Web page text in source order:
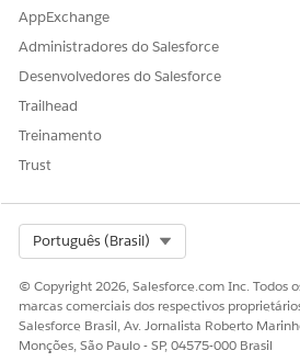
Sim
AppExchange
Administradores do Salesforce
Desenvolvedores do Salesforce
Trailhead
Treinamento
Trust
Português (Brasil)
© Copyright 2026, Salesforce.com Inc. Todos
marcas comerciais dos respectivos
Salesforce Brasil, Av. Jornalista Roberto
Monções, São Paulo - SP, 04575-000 Brasil